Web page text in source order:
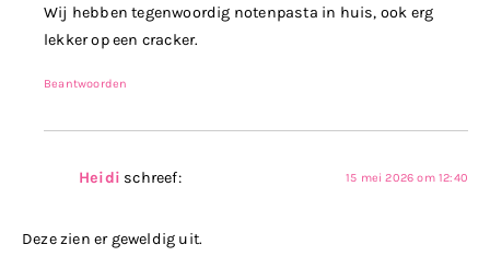
Wij hebben tegenwoordig notenpasta in huis, ook erg
lekker op een cracker.
Beantwoorden
Heidi schreef: 15 mei 2026 om 12:40
Deze zien er geweldig uit.